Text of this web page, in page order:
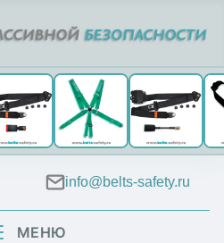
info@belts-safety.ru
МЕНЮ